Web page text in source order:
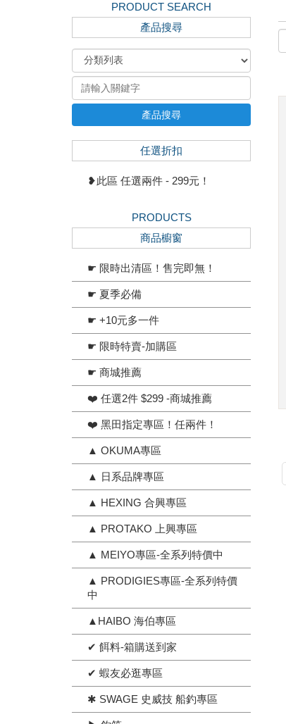
PRODUCT SEARCH
產品搜尋
產品搜尋
任選折扣
❥此區 任選兩件 - 299元！
PRODUCTS
商品櫥窗
☛ 限時出清區！售完即無！
☛ 夏季必備
☛ +10元多一件
☛ 限時特賣-加購區
☛ 商城推薦
❤️ 任選2件 $299 -商城推薦
❤️ 黑田指定專區！任兩件！
▲ OKUMA專區
▲ 日系品牌專區
▲ HEXING 合興專區
▲ PROTAKO 上興專區
▲ MEIYO專區-全系列特價中
▲ PRODIGIES專區-全系列特價
中
▲HAIBO 海伯專區
✔ 餌料-箱購送到家
✔ 蝦友必逛專區
✱ SWAGE 史威技 船釣專區